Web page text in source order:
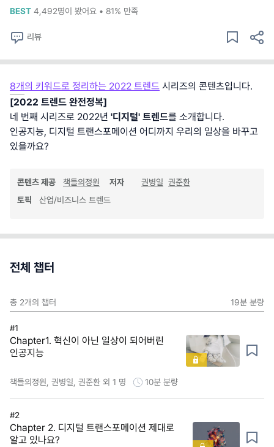
BEST 4,492명이 봤어요 • 81% 만족
리뷰
8개의 키워드로 정리하는 2022 트렌드 시리즈의 콘텐츠입니다.
[2022 트렌드 완전정복]
네 번째 시리즈로 2022년 '디지털' 트렌드를 소개합니다.
인공지능, 디지털 트랜스포메이션 어디까지 우리의 일상을 바꾸고
있을까요?
콘텐츠 제공 책들의정원 저자 권병일 권준환
토픽
산업/비즈니스 트렌드
전체 챕터
총 2개의 챕터 19분 분량
#1
Chapter1. 혁신이 아닌 일상이 되어버린
인공지능
책들의정원, 권병일, 권준환 외 1 명 10분 분량
#2
Chapter 2. 디지털 트랜스포메이션 제대로
알고 있나요?